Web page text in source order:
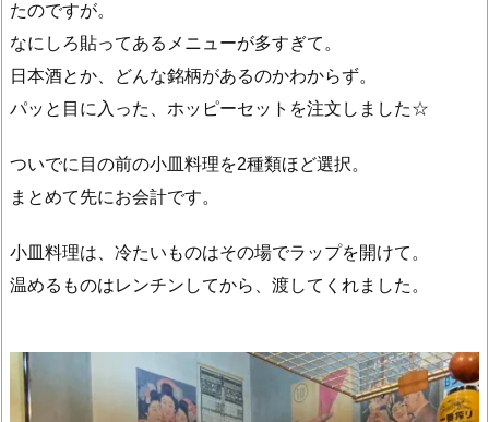
たのですが。
なにしろ貼ってあるメニューが多すぎて。
日本酒とか、どんな銘柄があるのかわからず。
パッと目に入った、ホッピーセットを注文しました☆
ついでに目の前の小皿料理を2種類ほど選択。
まとめて先にお会計です。
小皿料理は、冷たいものはその場でラップを開けて。
温めるものはレンチンしてから、渡してくれました。